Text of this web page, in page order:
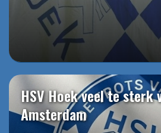
HSV Hoek veel te sterk
Amsterdam